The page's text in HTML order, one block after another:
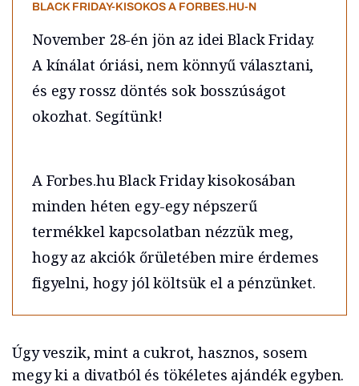
BLACK FRIDAY-KISOKOS A FORBES.HU-N
November 28-én jön az idei Black Friday.
A kínálat óriási, nem könnyű választani,
és egy rossz döntés sok bosszúságot
okozhat. Segítünk!
A Forbes.hu Black Friday kisokosában
minden héten egy-egy népszerű
termékkel kapcsolatban nézzük meg,
hogy az akciók őrületében mire érdemes
figyelni, hogy jól költsük el a pénzünket.
Úgy veszik, mint a cukrot, hasznos, sosem
megy ki a divatból és tökéletes ajándék egyben.